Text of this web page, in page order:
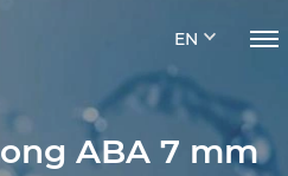
EN
ABA 7 mm